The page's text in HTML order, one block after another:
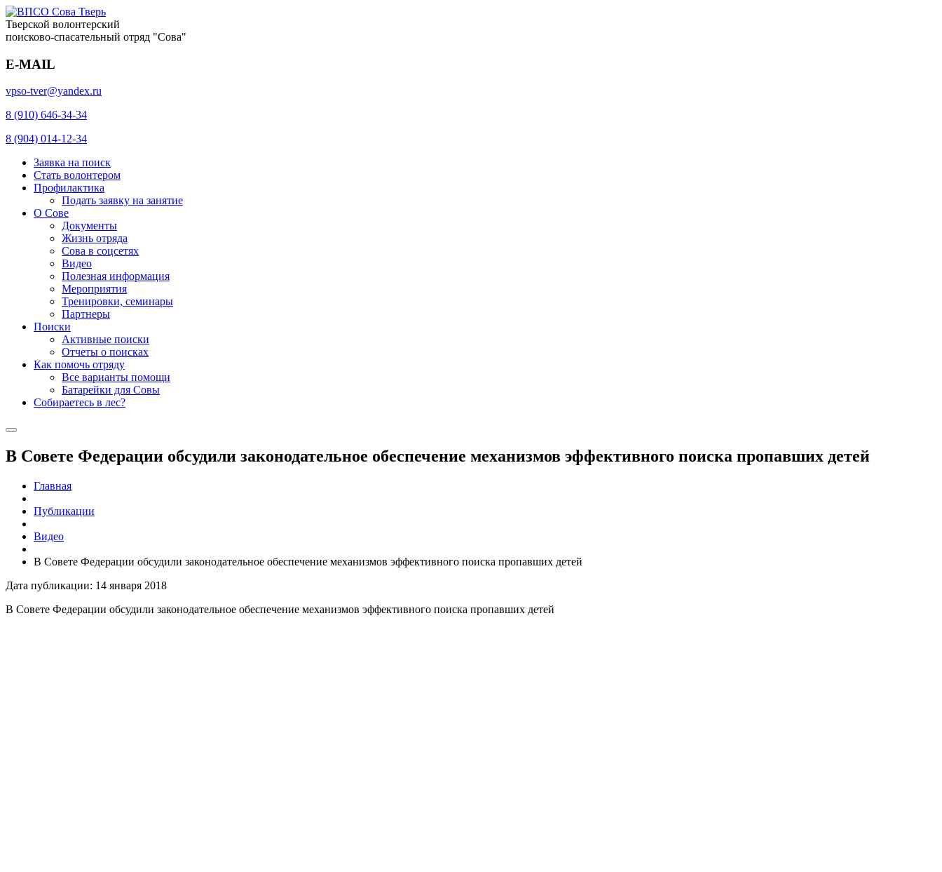
Тверской волонтерский
поисково-спасательный отряд "Сова"
E-MAIL
vpso-tver@yandex.ru
8 (910) 646-34-34
8 (904) 014-12-34
Заявка на поиск
Стать волонтером
Профилактика
Подать заявку на занятие
О Сове
Документы
Жизнь отряда
Сова в соцсетях
Видео
Полезная информация
Мероприятия
Тренировки, семинары
Партнеры
Поиски
Активные поиски
Отчеты о поисках
Как помочь отряду
Все варианты помощи
Батарейки для Совы
Собираетесь в лес?
В Совете Федерации обсудили законодательное обеспечение механизмов эффективного поиска пропавших детей
Главная
Публикации
Видео
В Совете Федерации обсудили законодательное обеспечение механизмов эффективного поиска пропавших детей
Дата публикации: 14 января 2018
В Совете Федерации обсудили законодательное обеспечение механизмов эффективного поиска пропавших детей